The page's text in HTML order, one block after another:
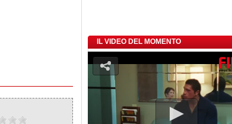
IL VIDEO DEL MOMENTO